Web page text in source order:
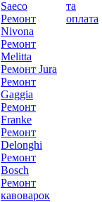
Saeco
Ремонт
Nivona
Ремонт
Melitta
Ремонт Jura
Ремонт
Gaggia
Ремонт
Franke
Ремонт
Delonghi
Ремонт
Bosch
Ремонт
кавоварок
та
оплата